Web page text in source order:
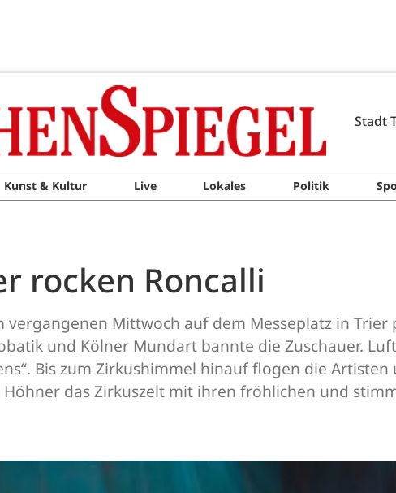
Stadt
Kunst & Kultur Live Lokales Politik
rocken Roncalli
vergangenen Mittwoch auf dem Messeplatz in
und Kölner Mundart bannte die Zuschauer.
Bis zum Zirkushimmel hinauf flogen die Artisten
das Zirkuszelt mit ihren fröhlichen und